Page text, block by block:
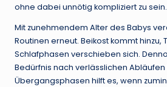
ohne dabei unnötig kompliziert zu sein.
Mit zunehmendem Alter des Babys
Routinen erneut. Beikost kommt hinzu,
Schlafphasen verschieben sich.
Bedürfnis nach verlässlichen
Übergangsphasen hilft es, wenn